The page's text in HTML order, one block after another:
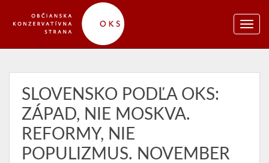
SLOVENSKO PODĽA OKS:
ZÁPAD, NIE MOSKVA.
REFORMY, NIE
POPULIZMUS. NOVEMBER